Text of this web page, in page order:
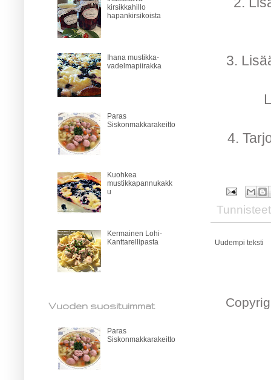
3.
4.
Uudempi teksti
kirsikkahillo
hapankirsikoista
Ihana mustikka-
vadelmapiirakka
Paras
Siskonmakkarakeitto
Kuohkea
mustikkapannukakk
u
Kermainen Lohi-
Kanttarellipasta
Vuoden suosituimmat
Paras
Siskonmakkarakeitto